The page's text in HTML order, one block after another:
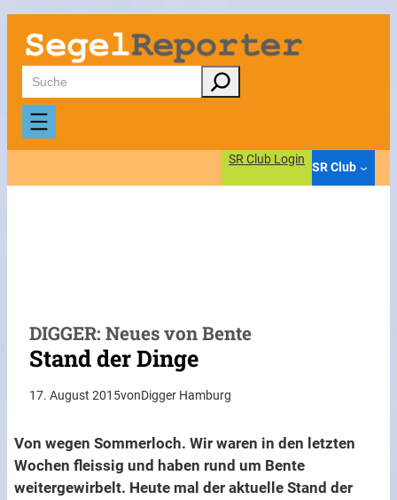
Zum
Inhalt
springen
Suchen
SR Club Login
SR Club
DIGGER: Neues von Bente
Stand der Dinge
17. August 2015vonDigger Hamburg
Von wegen Sommerloch. Wir waren in den letzten
Wochen fleissig und haben rund um Bente
weitergewirbelt. Heute mal der aktuelle Stand der